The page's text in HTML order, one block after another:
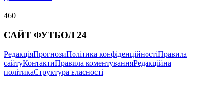
460
САЙТ ФУТБОЛ 24
РедакціяПрогнозиПолітика конфіденційностіПравила
сайтуКонтактиПравила коментуванняРедакційна
політикаСтруктура власності